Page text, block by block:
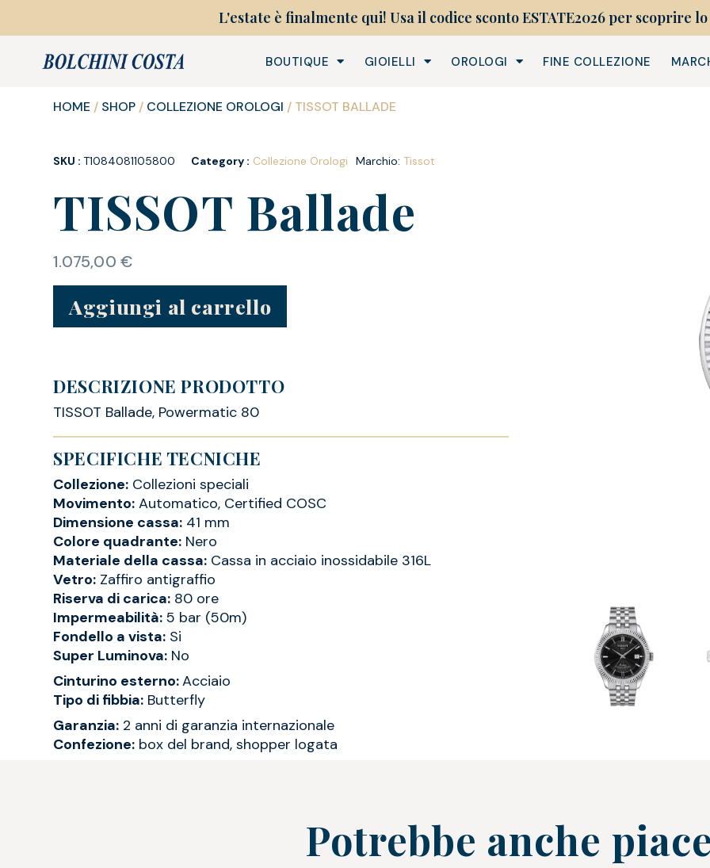
L'estate è finalmente qui! Usa il codice sconto ESTATE2026 per scoprire
BOUTIQUE GIOIELLI OROLOGI FINE COLLEZIONE
HOME / SHOP / COLLEZIONE OROLOGI / TISSOT BALLADE
SKU :T1084081105800 Category : Collezione Orologi Marchio: Tissot
TISSOT Ballade
1.075,00 €
Aggiungi al carrello
DESCRIZIONE PRODOTTO
TISSOT Ballade, Powermatic 80
SPECIFICHE TECNICHE
Collezione: Collezioni speciali
Movimento: Automatico, Certified COSC
Dimensione cassa: 41 mm
Colore quadrante: Nero
Materiale della cassa: Cassa in acciaio inossidabile 316L
Vetro: Zaffiro antigraffio
Riserva di carica: 80 ore
Impermeabilità: 5 bar (50m)
Fondello a vista: Si
Super Luminova: No
Cinturino esterno:Acciaio
Tipo di fibbia: Butterfly
Garanzia: 2 anni di garanzia internazionale
Confezione: box del brand, shopper logata
Potrebbe anche